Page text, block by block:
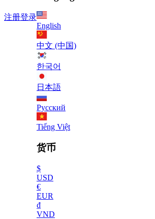
注册登录
English
中文 (中国)
한국어
日本語
Русский
Tiếng Việt
货币
$
USD
€
EUR
₫
VND